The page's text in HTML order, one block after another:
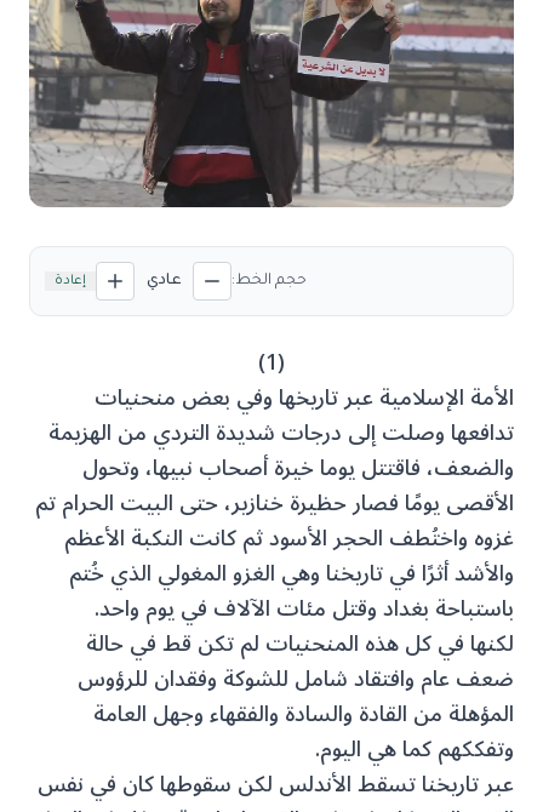
حجم الخط: عادي إعادة
(1)
الأمة الإسلامية عبر تاريخها وفي بعض منحنيات
تدافعها وصلت إلى درجات شديدة التردي من الهزيمة
والضعف، فاقتتل يوما خيرة أصحاب نبيها، وتحول
الأقصى يومًا فصار حظيرة خنازير، حتى البيت الحرام تم
غزوه واختُطف الحجر الأسود ثم كانت النكبة الأعظم
والأشد أثرًا في تاريخنا وهي الغزو المغولي الذي خُتم
باستباحة بغداد وقتل مئات الآلاف في يوم واحد.
لكنها في كل هذه المنحنيات لم تكن قط في حالة
ضعف عام وافتقاد شامل للشوكة وفقدان للرؤوس
المؤهلة من القادة والسادة والفقهاء وجهل العامة
وتفككهم كما هي اليوم.
عبر تاريخنا تسقط الأندلس لكن سقوطها كان في نفس